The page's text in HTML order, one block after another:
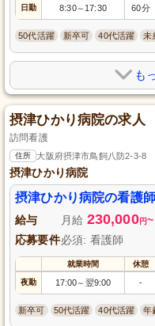
日勤 8:30～ 17:30 60分
50代活躍 新卒可 40代活躍 未
も
摂津ひかり病院の求人
訪問看護
住所 大阪府摂津市鳥飼八防2-3-8
摂津ひかり病院
摂津ひかり病院の看護
給与 月給 230,000円~
応募要件必須: 看護師
就業時間 休憩
夜勤 17:00～ 翌9:00 -
新卒可 50代活躍 40代活躍 年